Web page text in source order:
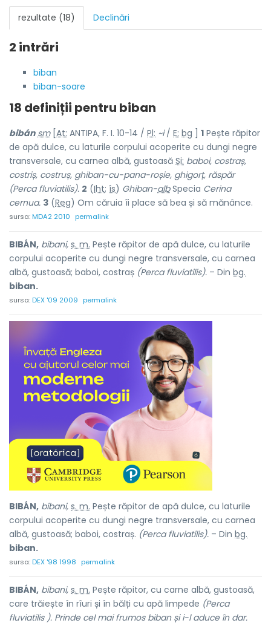
rezultate (18) Declinări
2 intrări
biban
biban-soare
18 definiții pentru biban
bibán sm[ At: ANTIPA, F. I. 10-14 / Pl: ~i/ E: bg 1 Pește răpitor
de apă dulce, cu laturile corpului acoperite cu dungi negre
transversale, cu carnea albă, gustoasă Si: baboi, costraș,
costriș, costruș, ghiban-cu-pana-roșie, ghigorț, răspăr
(Perca fluviatilis). 2 (Iht; îs) Ghiban-albSpecia Cerina
cernua. 3 (Reg) Om căruia îi place să bea și să mănânce.
sursa:MDA2 2010 permalink
BIBÁN, bibani, s. m. Pește răpitor de apă dulce, cu laturile
corpului acoperite cu dungi negre transversale, cu carnea
albă, gustoasă; baboi, costraș (Perca fluviatilis). – Din bg.
biban.
sursa:DEX '09 2009 permalink
BIBÁN, bibani, s. m. Pește răpitor de apă dulce, cu laturile
corpului acoperite cu dungi negre transversale, cu carnea
albă, gustoasă; baboi, costraș. (Perca fluviatilis). – Din bg.
biban.
sursa:DEX '98 1998 permalink
BIBÁN, bibani, s. m. Pește răpitor, cu carne albă, gustoasă,
care trăiește în rîuri și în bălți cu apă limpede (Perca
fluviatilis ). Prinde cel mai frumos biban și i-l aduce în dar.